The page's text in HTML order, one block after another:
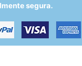
segura.